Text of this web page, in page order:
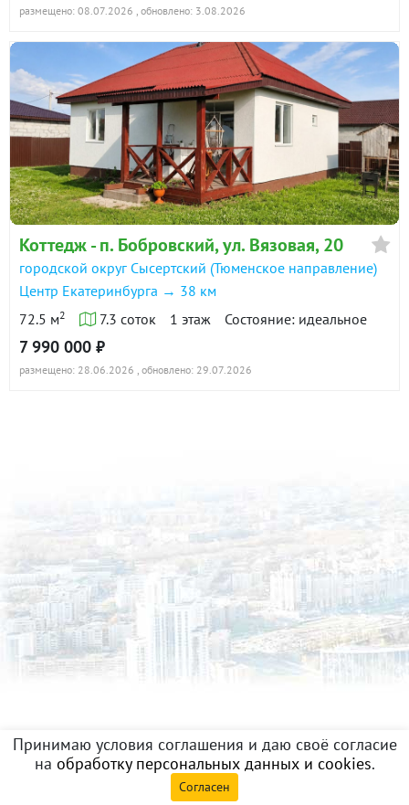
размещено: 08.07.2026 , обновлено: 3.08.2026
Коттедж - п. Бобровский, ул. Вязовая, 20
городской округ Сысертский (Тюменское направление)
Центр Екатеринбурга → 38 км
72.5 м2 7.3 соток 1 этаж Состояние: идеальное
7 990 000 ₽
размещено: 28.06.2026 , обновлено: 29.07.2026
Принимаю условия соглашения и даю своё согласие
на обработку персональных данных и cookies.
Согласен